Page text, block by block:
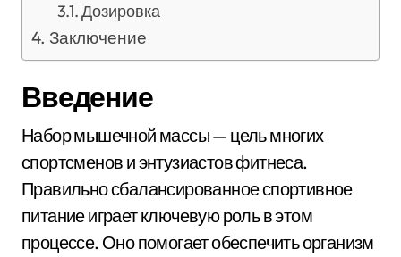
Дозировка
Заключение
Введение
Набор мышечной массы — цель многих
спортсменов и энтузиастов фитнеса.
Правильно сбалансированное спортивное
питание играет ключевую роль в этом
процессе. Оно помогает обеспечить организм